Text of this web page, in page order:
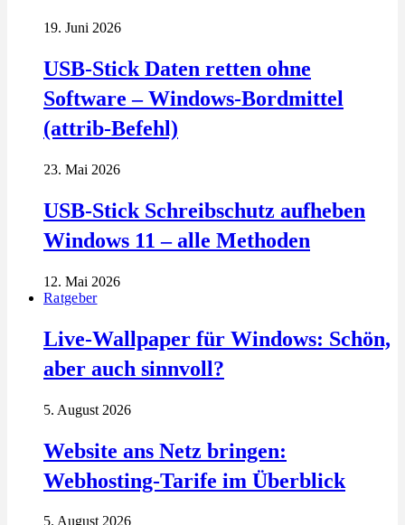
19. Juni 2026
USB-Stick Daten retten ohne
Software – Windows-Bordmittel
(attrib-Befehl)
23. Mai 2026
USB-Stick Schreibschutz aufheben
Windows 11 – alle Methoden
12. Mai 2026
Ratgeber
Live-Wallpaper für Windows: Schön,
aber auch sinnvoll?
5. August 2026
Website ans Netz bringen:
Webhosting-Tarife im Überblick
5. August 2026